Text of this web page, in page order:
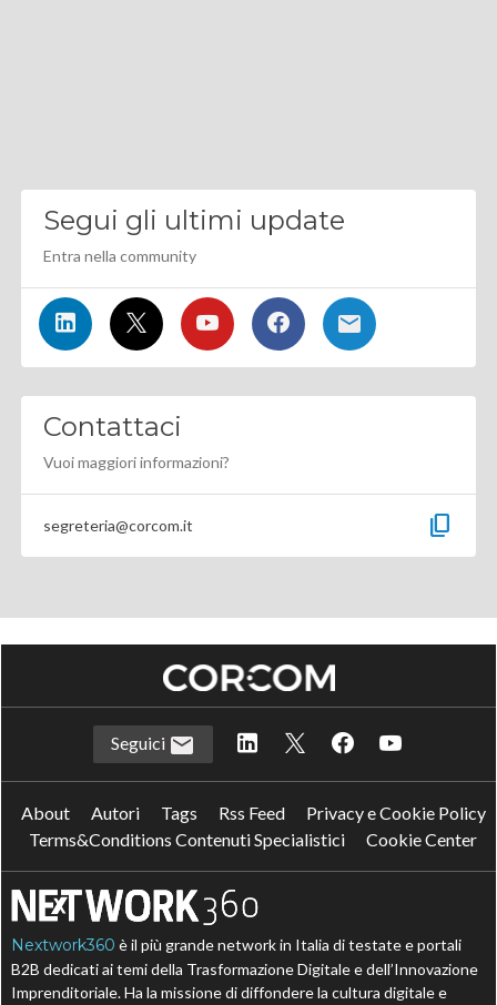
Segui gli ultimi update
Entra nella community
Contattaci
Vuoi maggiori informazioni?
segreteria@corcom.it content_copy
Seguici
About Autori Tags Rss Feed
Privacy e Cookie Policy
Terms&Conditions Contenuti Specialistici
Cookie Center
Nextwork360 è il più grande network in Italia di testate e portali
B2B dedicati ai temi della Trasformazione Digitale e dell’Innovazione
Imprenditoriale. Ha la missione di diffondere la cultura digitale e